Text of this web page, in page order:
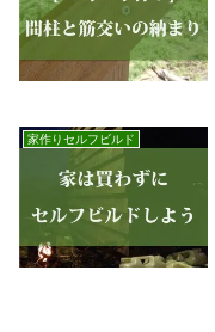
家作りセルフビルド